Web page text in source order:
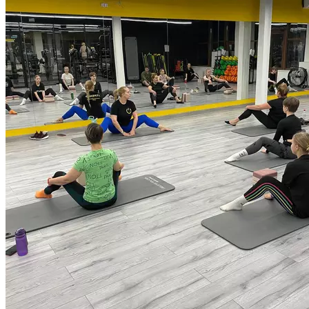
подготовленности. Продолжительность 55 минут.